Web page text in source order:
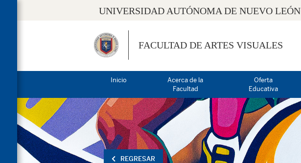
UNIVERSIDAD AUTÓNOMA DE NUEVO LEÓN
FACULTAD DE ARTES VISUALES
Inicio
Acerca de la
Facultad
Oferta
Educativa
REGRESAR